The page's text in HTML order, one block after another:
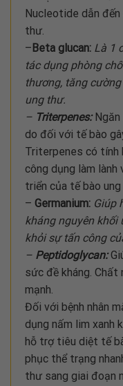
Nucleotide dẫn
thư.
– Beta glucan: Là 1
tác dụng phòng
thương, tăng
ung thư.
– Triterpenes:Ngăn
do đối với tế bào
Triterpenes có tính
công dụng làm
triển của tế bào
– Germanium: Giúp
kháng nguyên khối
khỏi sự tấn công
– Peptidoglycan:
sức đề kháng.
mạnh.
Đối với bệnh nhân
dụng nấm lim xanh
hỗ trợ tiêu diệt tế
phục thể trạng
thư sang giai đoạn